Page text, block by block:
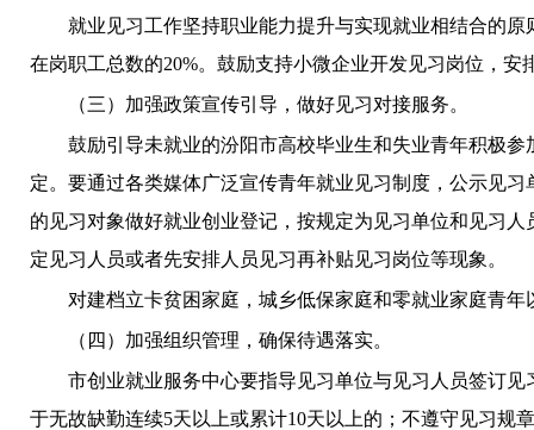
就业见习工作坚持职业能力提升与实现就业相结合的
在岗职工总数的20%。鼓励支持小微企业开发见习岗位，安
（三）加强政策宣传引导，做好见习对接服务。
鼓励引导未就业的汾阳市高校毕业生和失业青年积极
定。要通过各类媒体广泛宣传青年就业见习制度，公示见
的见习对象做好就业创业登记，按规定为见习单位和见习
定见习人员或者先安排人员见习再补贴见习岗位等现象。
对建档立卡贫困家庭，城乡低保家庭和零就业家庭青
（四）加强组织管理，确保待遇落实。
市创业就业服务中心要指导见习单位与见习人员签订
于无故缺勤连续5天以上或累计10天以上的；不遵守见习规